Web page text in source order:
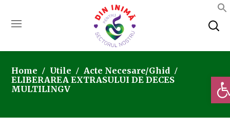
Home Utile
Acte Necesare/Ghid
ELIBERAREA EXTRASULUI DE DECES
MULTILINGV